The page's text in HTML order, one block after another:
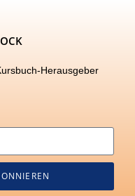
Herausgeber